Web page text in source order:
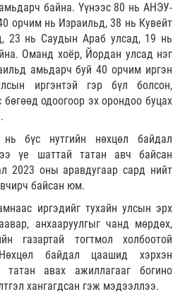
байна. Үүнээс 80 нь АНЭУ-
орчим нь Израильд, 38 нь Кувейт
23 нь Саудын Араб улсад, 19 нь
Оманд хоёр, Йордан улсад нэг
амьдарч буй 40 орчим иргэн
иргэнтэй гэр бүл болсон,
бөгөөд одоогоор эх орондоо буцах
бүс нутгийн нөхцөл байдал
үе шаттай татан авч байсан
2023 оны аравдугаар сард нийт
байсан юм.
иргэдийг тухайн улсын эрх
анхааруулгыг чанд мөрдөх,
газартай тогтмол холбоотой
байдал цаашид хэрхэн
татан авах ажиллагааг богино
хангагдсан гэж мэдээллээ.